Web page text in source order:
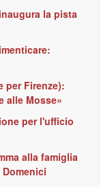
la pista
per Firenze):
alle Mosse»
per l'ufficio
alla famiglia